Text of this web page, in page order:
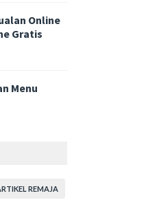
Online
Gratis
Menu
REMAJA